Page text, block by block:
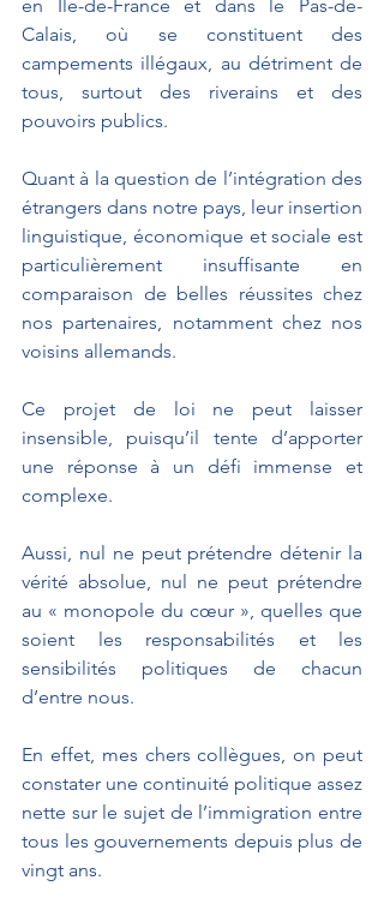
en Île-de-France et dans le Pas-de-
Calais, où se constituent des
campements illégaux, au détriment de
tous, surtout des riverains et des
pouvoirs publics.
Quant à la question de l’intégration des
étrangers dans notre pays, leur insertion
linguistique, économique et sociale est
particulièrement insuffisante en
comparaison de belles réussites chez
nos partenaires, notamment chez nos
voisins allemands.
Ce projet de loi ne peut laisser
insensible, puisqu’il tente d’apporter
une réponse à un défi immense et
complexe.
Aussi, nul ne peut prétendre détenir la
vérité absolue, nul ne peut prétendre
au « monopole du cœur », quelles que
soient les responsabilités et les
sensibilités politiques de chacun
d’entre nous.
En effet, mes chers collègues, on peut
constater une continuité politique assez
nette sur le sujet de l’immigration entre
tous les gouvernements depuis plus de
vingt ans.